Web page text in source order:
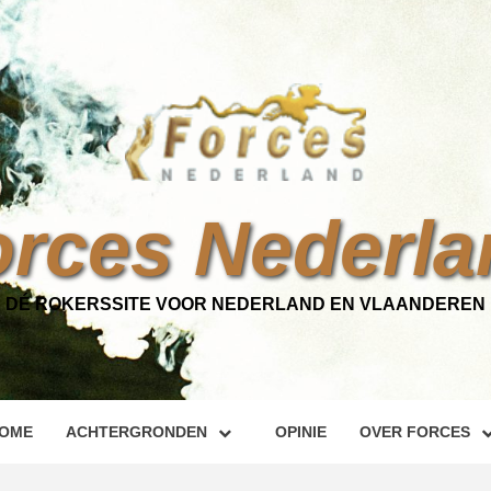
DÉ ROKERSSITE VOOR NEDERLAND EN VLAANDEREN
ACHTERGRONDEN OPINIE OVER FORCES